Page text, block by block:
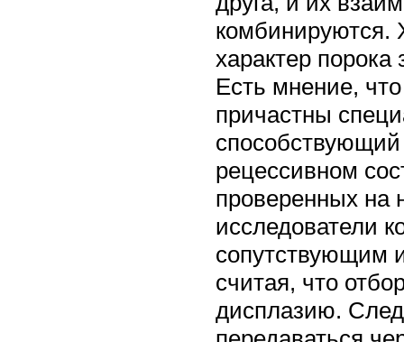
комбинируются.
характер
Есть мнение,
причастны
рецессивном
проверенных на
исследователи
сопутствующим
считая, что
дисплазию.